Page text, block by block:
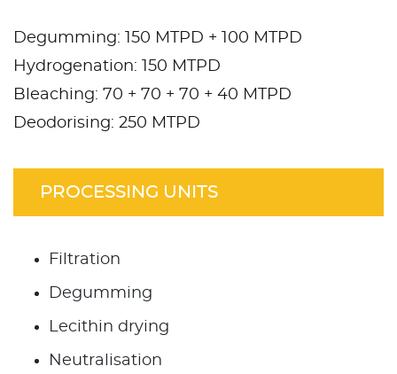
Degumming: 150 MTPD + 100 MTPD
Hydrogenation: 150 MTPD
Bleaching: 70 + 70 + 70 + 40 MTPD
Deodorising: 250 MTPD
PROCESSING UNITS
Filtration
Degumming
Lecithin drying
Neutralisation